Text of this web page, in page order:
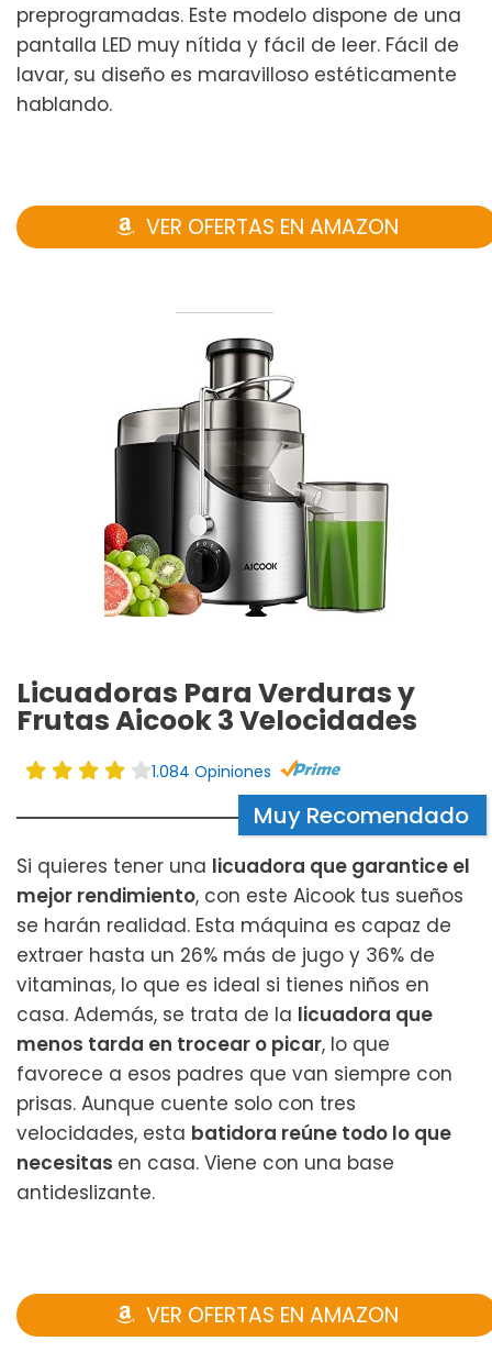
preprogramadas. Este modelo dispone de una
pantalla LED muy nítida y fácil de leer. Fácil de
lavar, su diseño es maravilloso estéticamente
hablando.
VER OFERTAS EN AMAZON
Licuadoras Para Verduras y
Frutas Aicook 3 Velocidades
1.084 Opiniones
Muy Recomendado
Si quieres tener una licuadora que garantice el
mejor rendimiento, con este Aicook tus sueños
se harán realidad. Esta máquina es capaz de
extraer hasta un 26% más de jugo y 36% de
vitaminas, lo que es ideal si tienes niños en
casa. Además, se trata de la licuadora que
menos tarda en trocear o picar, lo que
favorece a esos padres que van siempre con
prisas. Aunque cuente solo con tres
velocidades, esta batidora reúne todo lo que
necesitas en casa. Viene con una base
antideslizante.
VER OFERTAS EN AMAZON